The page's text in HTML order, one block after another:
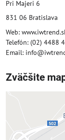
Pri Majeri 6
831 06 Bratislava
Web:
Telefón: (02) 4488
Email:
Zväčšite